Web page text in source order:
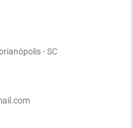
- SC